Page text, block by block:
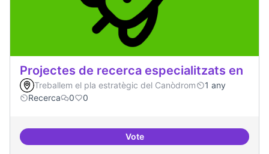
Projectes de recerca especialitzats en
Treballem el pla estratègic del Canòdrom
1 any
Recerca
0 0
VoteProjectes de recerca